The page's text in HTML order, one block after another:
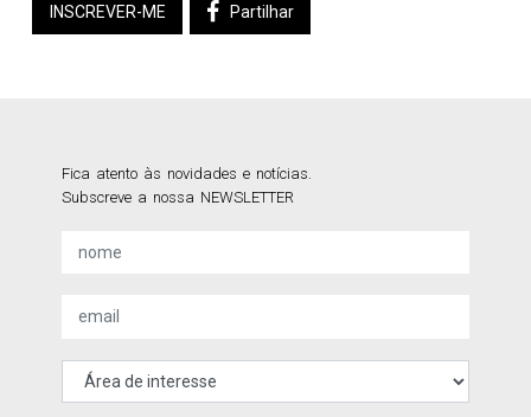
INSCREVER-ME Partilhar
Fica atento às novidades e notícias.
Subscreve a nossa NEWSLETTER